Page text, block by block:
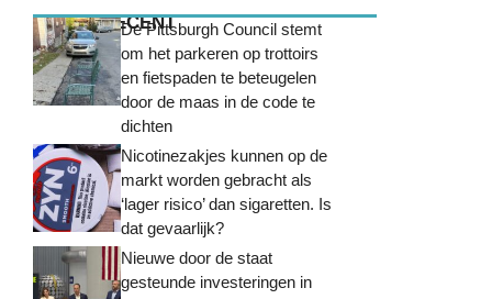
MEEST RECENTDe Pittsburgh Council stemt
om het parkeren op trottoirs
en fietspaden te beteugelen
door de maas in de code te
dichten
Nicotinezakjes kunnen op de
markt worden gebracht als
‘lager risico’ dan sigaretten. Is
dat gevaarlijk?
Nieuwe door de staat
gesteunde investeringen in